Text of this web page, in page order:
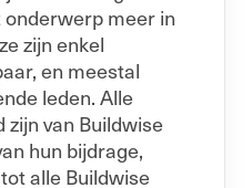
meer in
zijn enkel
en meestal
leden. Alle
van Buildwise
hun bijdrage,
alle Buildwise